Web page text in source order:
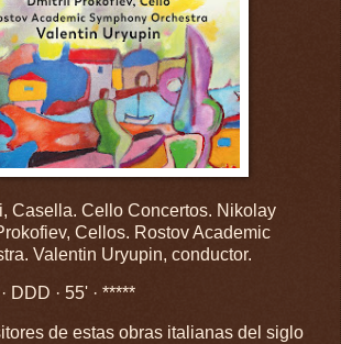
Casella. Cello Concertos. Nikolay
Cellos. Rostov Academic
Valentin Uryupin, conductor.
DDD · 55' · *****
de estas obras italianas del siglo